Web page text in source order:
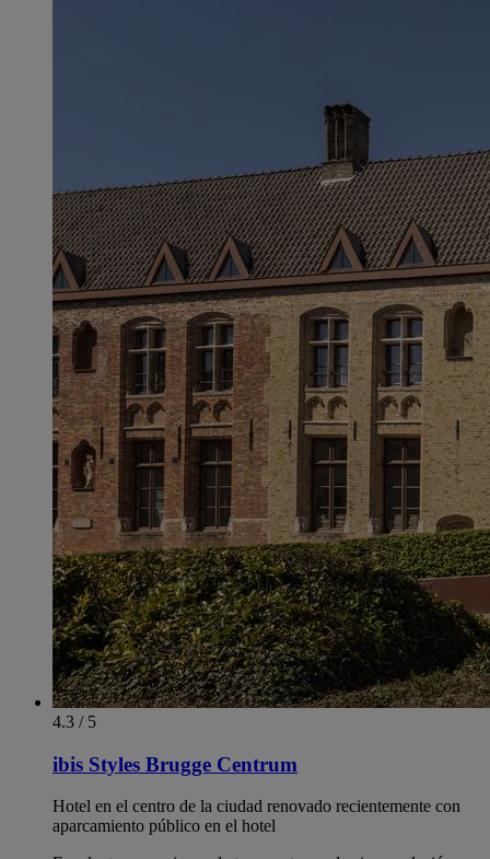
4.3 / 5
ibis Styles Brugge Centrum
Hotel en el centro de la ciudad renovado recientemente con
aparcamiento público en el hotel